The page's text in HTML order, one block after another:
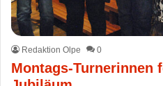
Redaktion Olpe 0
Montags-Turnerinnen